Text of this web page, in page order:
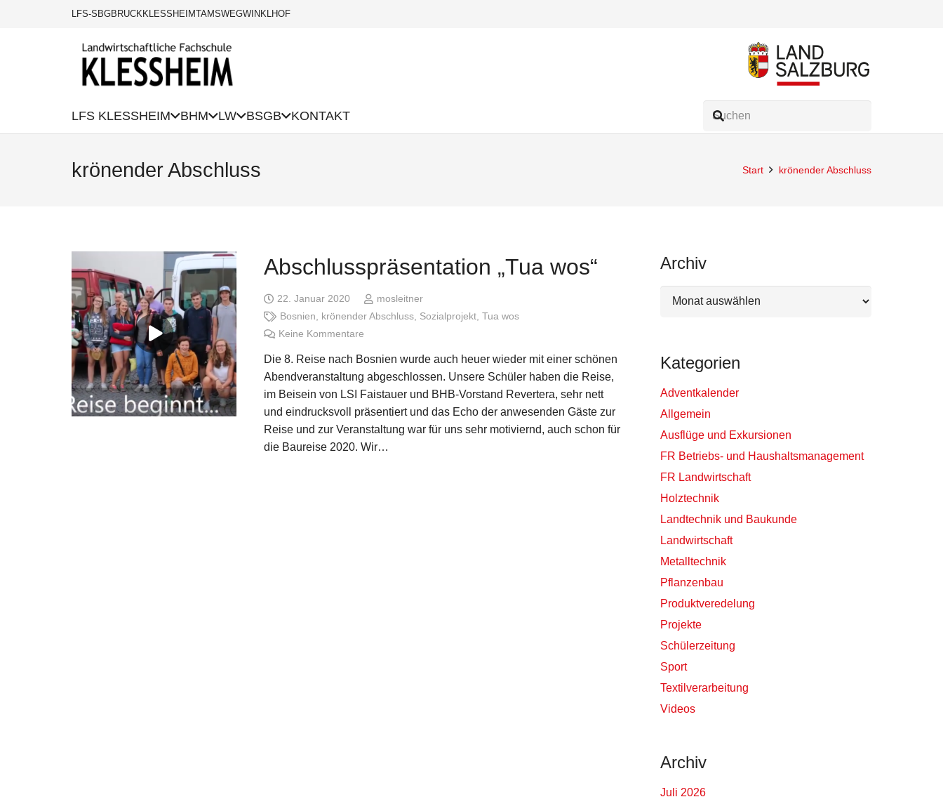
LFS-SBGBRUCKKLESSHEIMTAMSWEGWINKLHOF
LFS KLESSHEIM BHM LW BSGB KONTAKT
krönender Abschluss Start krönender Abschluss
Abschlusspräsentation „Tua wos“
22. Januar 2020
mosleitner
Bosnien
krönender Abschluss Sozialprojekt ,Tua wos
Keine Kommentare
Die 8. Reise nach Bosnien wurde auch heuer wieder mit einer schönen
Abendveranstaltung abgeschlossen. Unsere Schüler haben die Reise,
im Beisein von LSI Faistauer und BHB-Vorstand Revertera, sehr nett
und eindrucksvoll präsentiert und das Echo der anwesenden Gäste zur
Reise und zur Veranstaltung war für uns sehr motiviernd, auch schon für
die Baureise 2020. Wir…
Archiv
Archiv
Kategorien
Adventkalender
Allgemein
Ausflüge und Exkursionen
FR Betriebs- und Haushaltsmanagement
FR Landwirtschaft
Holztechnik
Landtechnik und Baukunde
Landwirtschaft
Metalltechnik
Pflanzenbau
Produktveredelung
Projekte
Schülerzeitung
Sport
Textilverarbeitung
Videos
Archiv
Juli 2026